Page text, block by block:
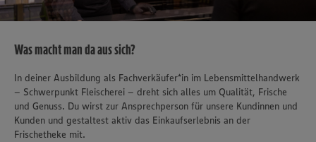
Was macht man da aus sich?
In deiner Ausbildung als Fachverkäufer*in im Lebensmittelhandwerk
– Schwerpunkt Fleischerei – dreht sich alles um Qualität, Frische
und Genuss. Du wirst zur Ansprechperson für unsere Kundinnen und
Kunden und gestaltest aktiv das Einkaufserlebnis an der
Frischetheke mit.